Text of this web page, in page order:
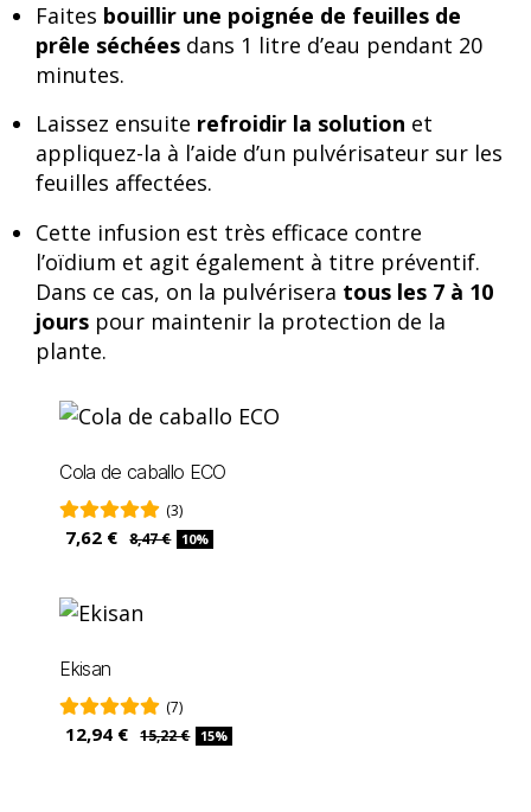
Faites bouillir une poignée de feuilles de
prêle séchées dans 1 litre d’eau pendant 20
minutes.
Laissez ensuite refroidir la solution et
appliquez-la à l’aide d’un pulvérisateur sur les
feuilles affectées.
Cette infusion est très efficace contre
l’oïdium et agit également à titre préventif.
Dans ce cas, on la pulvérisera tous les 7 à 10
jours pour maintenir la protection de la
plante.
Cola de caballo ECO
(3)
7,62 € 8,47 € 10%
Ekisan
(7)
12,94 € 15,22 € 15%